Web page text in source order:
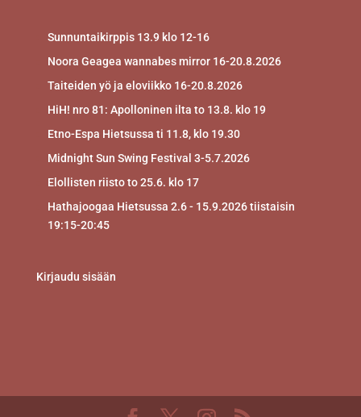
Sunnuntaikirppis 13.9 klo 12-16
Noora Geagea wannabes mirror 16-20.8.2026
Taiteiden yö ja eloviikko 16-20.8.2026
HiH! nro 81: Apolloninen ilta to 13.8. klo 19
Etno-Espa Hietsussa ti 11.8, klo 19.30
Midnight Sun Swing Festival 3-5.7.2026
Elollisten riisto to 25.6. klo 17
Hathajoogaa Hietsussa 2.6 - 15.9.2026 tiistaisin
19:15-20:45
Kirjaudu sisään